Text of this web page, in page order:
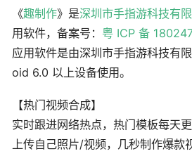
《趣制作》是深圳市手指游科技有
用软件，备案号： 粤 ICP 备
应用软件是由深圳市手指游科技有
oid 6.0 以上设备使用。
【热门视频合成】
实时跟进网络热点，热门模板每天更
上传自己照片/视频，几秒制作爆款